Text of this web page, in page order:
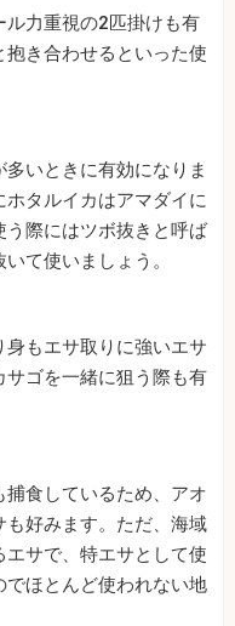
ル力重視の2匹掛けも有
き合わせるといった使
いときに有効になりま
タルイカはアマダイに
際にはツボ抜きと呼ば
て使いましょう。
もエサ取りに強いエサ
ゴを一緒に狙う際も有
食しているため、アオ
好みます。ただ、海域
サで、特エサとして使
ほとんど使われない地